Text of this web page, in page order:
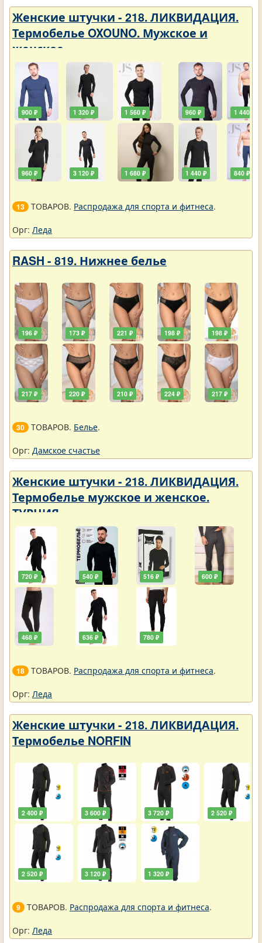
Женские штучки - 218. ЛИКВИДАЦИЯ.
Термобелье OXOUNO. Мужское и
женское
900 ₽
960 ₽
1 320 ₽
3 120 ₽
1 560 ₽
1 680 ₽
960 ₽
1 440 ₽
1 440 ₽
840 ₽
13 ТОВАРОВ. Распродажа для спорта и фитнеса.
Орг: Леда
RASH - 819. Нижнее белье
196 ₽
217 ₽
173 ₽
220 ₽
221 ₽
210 ₽
198 ₽
224 ₽
198 ₽
217 ₽
30 ТОВАРОВ. Белье.
Орг: Дамское счастье
Женские штучки - 218. ЛИКВИДАЦИЯ.
Термобелье мужское и женское.
ТУРЦИЯ
720 ₽
468 ₽
540 ₽
636 ₽
516 ₽
780 ₽
600 ₽
18 ТОВАРОВ. Распродажа для спорта и фитнеса.
Орг: Леда
Женские штучки - 218. ЛИКВИДАЦИЯ.
Термобелье NORFIN
2 400 ₽
2 520 ₽
3 600 ₽
3 120 ₽
3 720 ₽
1 320 ₽
2 520 ₽
9 ТОВАРОВ. Распродажа для спорта и фитнеса.
Орг: Леда